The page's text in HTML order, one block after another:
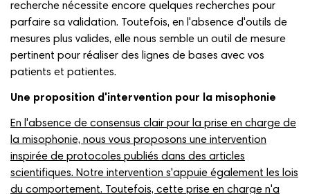
recherche nécessite encore quelques recherches pour
parfaire sa validation. Toutefois, en l'absence d'outils de
mesures plus valides, elle nous semble un outil de mesure
pertinent pour réaliser des lignes de bases avec vos
patients et patientes.
Une proposition d'intervention pour la misophonie
En l'absence de consensus clair pour la prise en charge de
la misophonie, nous vous proposons une intervention
inspirée de protocoles publiés dans des articles
scientifiques. Notre intervention s'appuie également les lois
du comportement. Toutefois, cette prise en charge n'a